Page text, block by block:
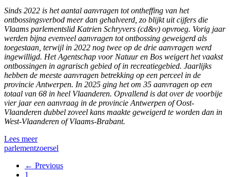
Sinds 2022 is het aantal aanvragen tot ontheffing van het
ontbossingsverbod meer dan gehalveerd, zo blijkt uit cijfers die
Vlaams parlementslid Katrien Schryvers (cd&v) opvroeg. Vorig jaar
werden bijna evenveel aanvragen tot ontbossing geweigerd als
toegestaan, terwijl in 2022 nog twee op de drie aanvragen werd
ingewilligd. Het Agentschap voor Natuur en Bos weigert het vaakst
ontbossingen in agrarisch gebied of in recreatiegebied. Jaarlijks
hebben de meeste aanvragen betrekking op een perceel in de
provincie Antwerpen. In 2025 ging het om 35 aanvragen op een
totaal van 68 in heel Vlaanderen. Opvallend is dat over de voorbije
vier jaar een aanvraag in de provincie Antwerpen of Oost-
Vlaanderen dubbel zoveel kans maakte geweigerd te worden dan in
West-Vlaanderen of Vlaams-Brabant.
Lees meer
parlementzoersel
← Previous
1